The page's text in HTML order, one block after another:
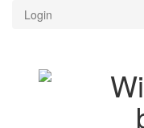
Login